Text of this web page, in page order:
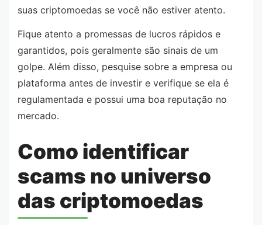
suas criptomoedas se você não estiver atento.
Fique atento a promessas de lucros rápidos e
garantidos, pois geralmente são sinais de um
golpe. Além disso, pesquise sobre a empresa ou
plataforma antes de investir e verifique se ela é
regulamentada e possui uma boa reputação no
mercado.
Como identificar
scams no universo
das criptomoedas